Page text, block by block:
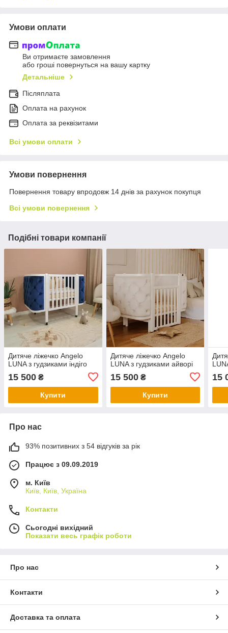
Умови оплати
Ви отримаєте замовлення
або гроші повернуться на вашу картку
Детальніше
Післяплата
Оплата на рахунок
Оплата за реквізитами
Всі умови оплати
Умови повернення
Повернення товару впродовж 14 днів за рахунок покупця
Всі умови повернення
Подібні товари компанії
Дитяче ліжечко Angelo
LUNA з гудзиками індіго
15 500 ₴
Купити
Дитяче ліжечко Angelo
LUNA з гудзиками айворі
15 500₴
Купити
15
Про нас
93% позитивних з 54 відгуків за рік
Працює з 09.09.2019
м. Київ
Київ, Київ, Україна
Контакти
Сьогодні вихідний
Показати весь графік роботи
Про нас
Контакти
Доставка та оплата